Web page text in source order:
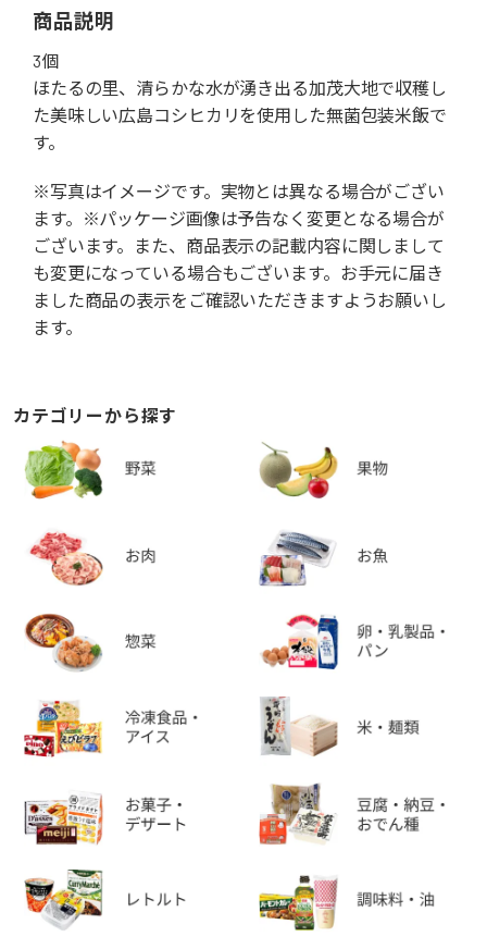
商品説明
3個
ほたるの里、清らかな水が湧き出る加茂大地で収穫し
た美味しい広島コシヒカリを使用した無菌包装米飯で
す。
※写真はイメージです。実物とは異なる場合がござい
ます。※パッケージ画像は予告なく変更となる場合が
ございます。また、商品表示の記載内容に関しまして
も変更になっている場合もございます。お手元に届き
ました商品の表示をご確認いただきますようお願いし
ます。
カテゴリーから探す